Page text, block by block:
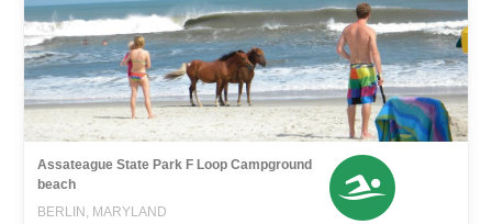
Assateague State Park F Loop Campground
beach
BERLIN, MARYLAND